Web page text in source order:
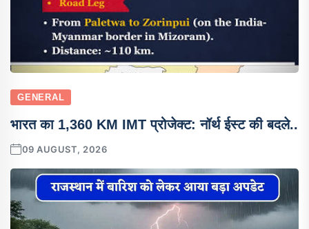
GENERAL
भारत का 1,360 KM IMT प्रोजेक्ट: नॉर्थ ईस्ट की बदले..
09 AUGUST, 2026